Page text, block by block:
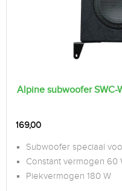
Alpine subwoofer SWC-
169,00
Subwoofer speciaal
Constant vermogen 60
Piekvermogen 180 W